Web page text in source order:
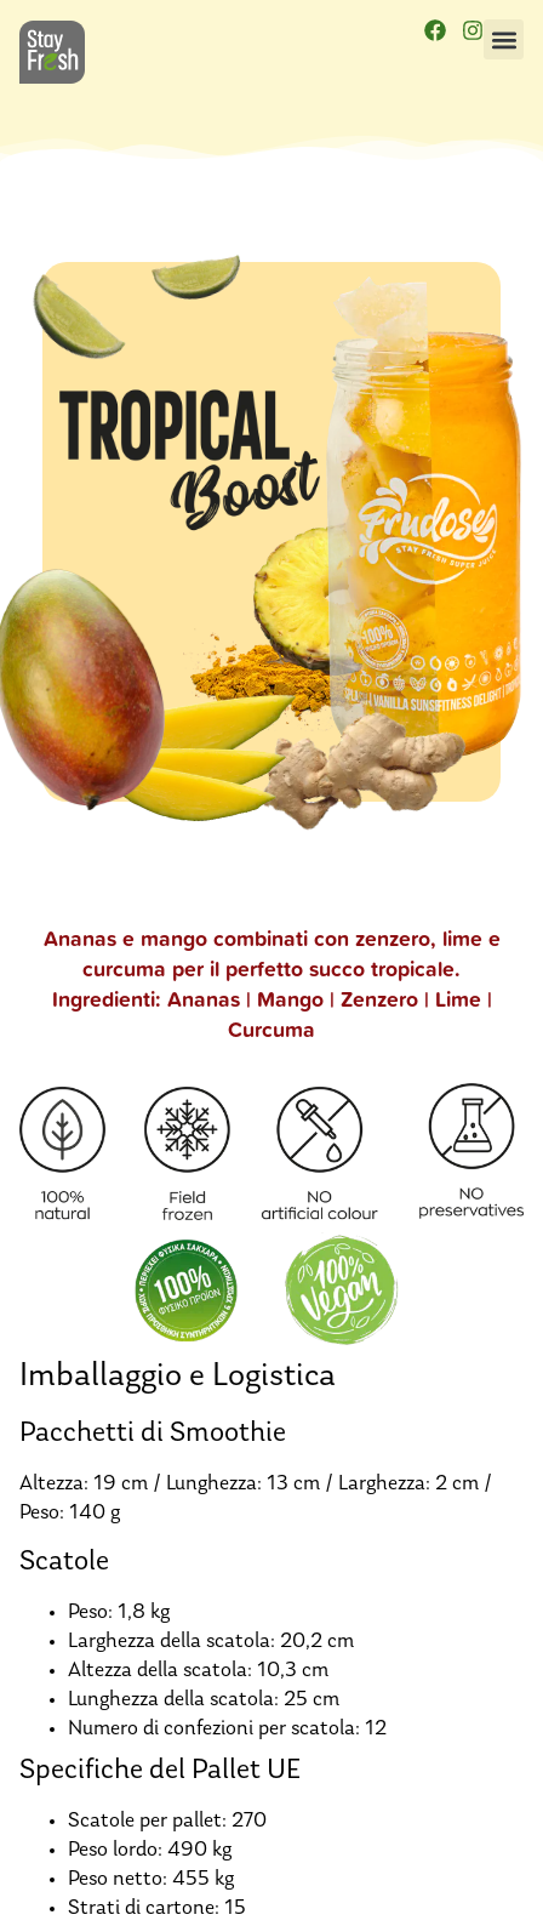
Ananas e mango combinati con zenzero, lime e
curcuma per il perfetto succo tropicale.
Ingredienti: Ananas | Mango | Zenzero | Lime |
Curcuma
Imballaggio e Logistica
Pacchetti di Smoothie
Altezza: 19 cm / Lunghezza: 13 cm / Larghezza: 2 cm /
Peso: 140 g
Scatole
Peso: 1,8 kg
Larghezza della scatola: 20,2 cm
Altezza della scatola: 10,3 cm
Lunghezza della scatola: 25 cm
Numero di confezioni per scatola: 12
Specifiche del Pallet UE
Scatole per pallet: 270
Peso lordo: 490 kg
Peso netto: 455 kg
Strati di cartone: 15